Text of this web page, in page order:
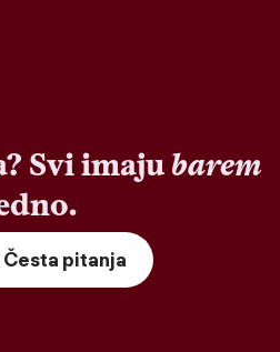
Svi imaju barem
Česta pitanja